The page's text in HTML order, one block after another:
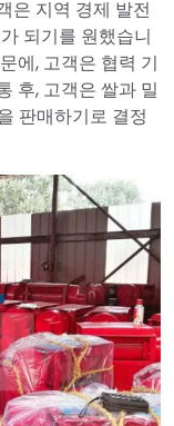
은 지역 경제 발전
되기를 원했습니
에, 고객은 협력 기
후, 고객은 쌀과 밀
판매하기로 결정